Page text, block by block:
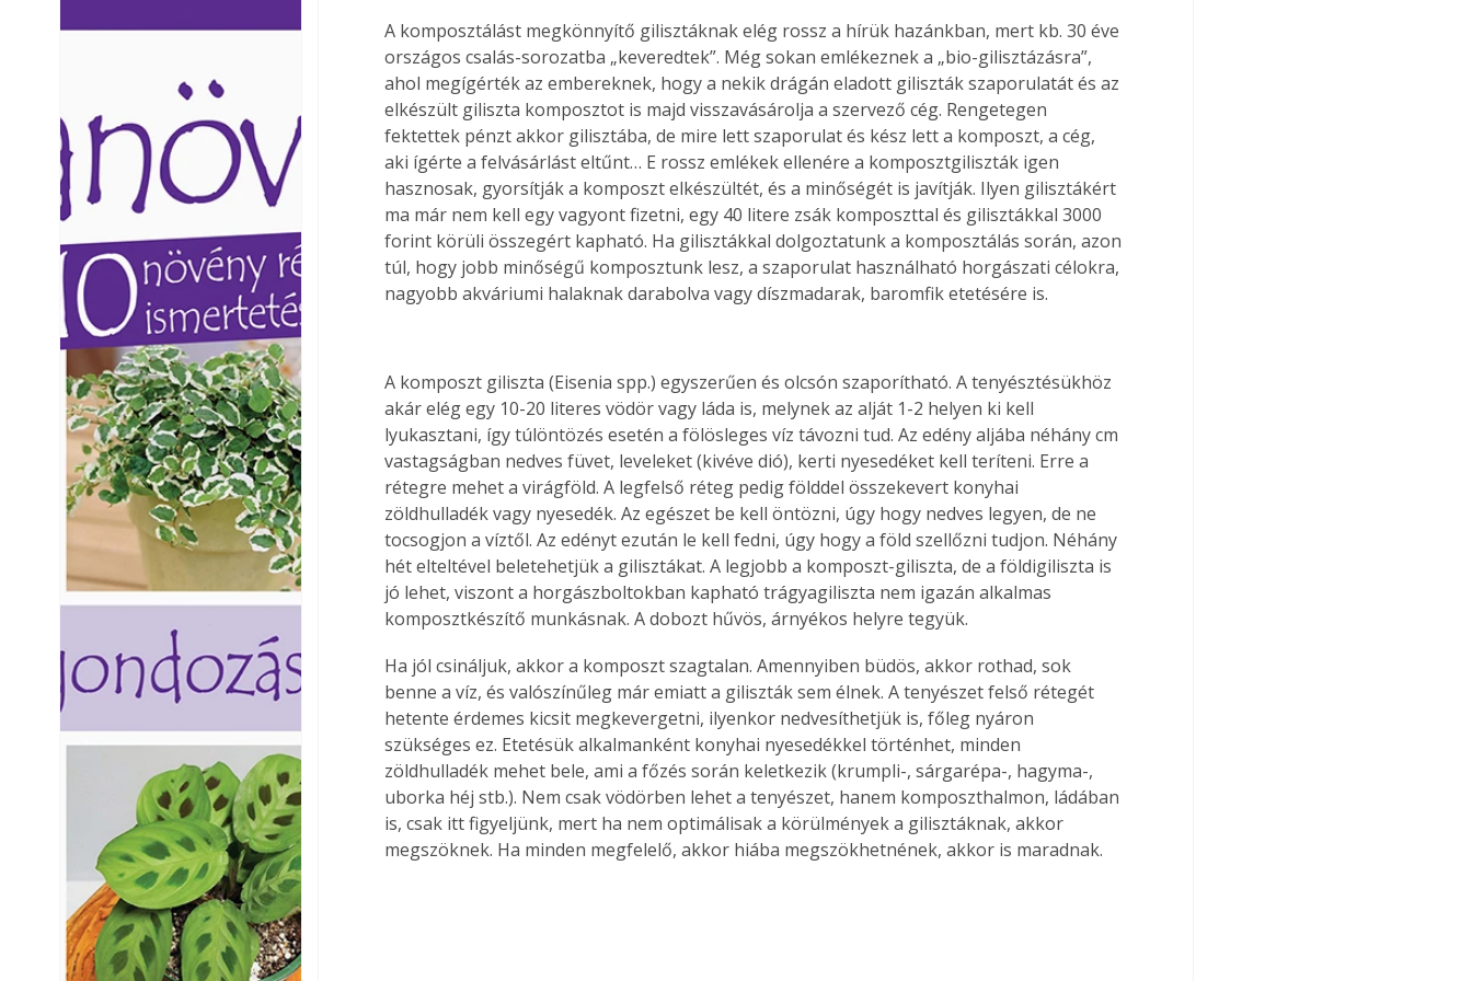
Ezermester lapszámai. A
Laptapir kényelmes megoldás,
mert: – t
A komposztálást megkönnyítő gilisztáknak elég rossz a hírük hazánkban, mert kb. 30 éve
országos csalás-sorozatba „keveredtek”. Még sokan emlékeznek a „bio-gilisztázásra”,
ahol megígérték az embereknek, hogy a nekik drágán eladott giliszták szaporulatát és az
elkészült giliszta komposztot is majd visszavásárolja a szervező cég. Rengetegen
fektettek pénzt akkor gilisztába, de mire lett szaporulat és kész lett a komposzt, a cég,
aki ígérte a felvásárlást eltűnt… E rossz emlékek ellenére a komposztgiliszták igen
hasznosak, gyorsítják a komposzt elkészültét, és a minőségét is javítják. Ilyen gilisztákért
ma már nem kell egy vagyont fizetni, egy 40 litere zsák komposzttal és gilisztákkal 3000
forint körüli összegért kapható. Ha gilisztákkal dolgoztatunk a komposztálás során, azon
túl, hogy jobb minőségű komposztunk lesz, a szaporulat használható horgászati célokra,
nagyobb akváriumi halaknak darabolva vagy díszmadarak, baromfik etetésére is.
A komposzt giliszta (Eisenia spp.) egyszerűen és olcsón szaporítható. A tenyésztésükhöz
akár elég egy 10-20 literes vödör vagy láda is, melynek az alját 1-2 helyen ki kell
lyukasztani, így túlöntözés esetén a fölösleges víz távozni tud. Az edény aljába néhány cm
vastagságban nedves füvet, leveleket (kivéve dió), kerti nyesedéket kell teríteni. Erre a
rétegre mehet a virágföld. A legfelső réteg pedig földdel összekevert konyhai
zöldhulladék vagy nyesedék. Az egészet be kell öntözni, úgy hogy nedves legyen, de ne
tocsogjon a víztől. Az edényt ezután le kell fedni, úgy hogy a föld szellőzni tudjon. Néhány
hét elteltével beletehetjük a gilisztákat. A legjobb a komposzt-giliszta, de a földigiliszta is
jó lehet, viszont a horgászboltokban kapható trágyagiliszta nem igazán alkalmas
komposztkészítő munkásnak. A dobozt hűvös, árnyékos helyre tegyük.
Ha jól csináljuk, akkor a komposzt szagtalan. Amennyiben büdös, akkor rothad, sok
benne a víz, és valószínűleg már emiatt a giliszták sem élnek. A tenyészet felső rétegét
hetente érdemes kicsit megkevergetni, ilyenkor nedvesíthetjük is, főleg nyáron
szükséges ez. Etetésük alkalmanként konyhai nyesedékkel történhet, minden
zöldhulladék mehet bele, ami a főzés során keletkezik (krumpli-, sárgarépa-, hagyma-,
uborka héj stb.). Nem csak vödörben lehet a tenyészet, hanem komposzthalmon, ládában
is, csak itt figyeljünk, mert ha nem optimálisak a körülmények a gilisztáknak, akkor
megszöknek. Ha minden megfelelő, akkor hiába megszökhetnének, akkor is maradnak.